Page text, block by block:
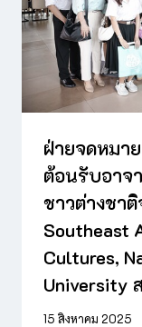
ฝ่ายจดหมา
ต้อนรับอาจ
ชาวต่างชา
Southeast
Cultures,
University
15 สิงหาคม 2025